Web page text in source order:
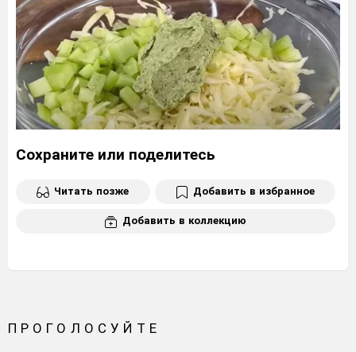
Сохраните или поделитесь
Читать позже Добавить в избранное
Добавить в коллекцию
ПРОГОЛОСУЙТЕ